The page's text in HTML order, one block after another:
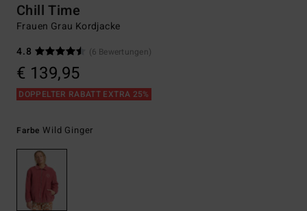
Chill Time
Frauen Grau Kordjacke
4.8
(6 Bewertungen)
€ 139,95
DOPPELTER RABATT EXTRA 25%
FarbeWild Ginger